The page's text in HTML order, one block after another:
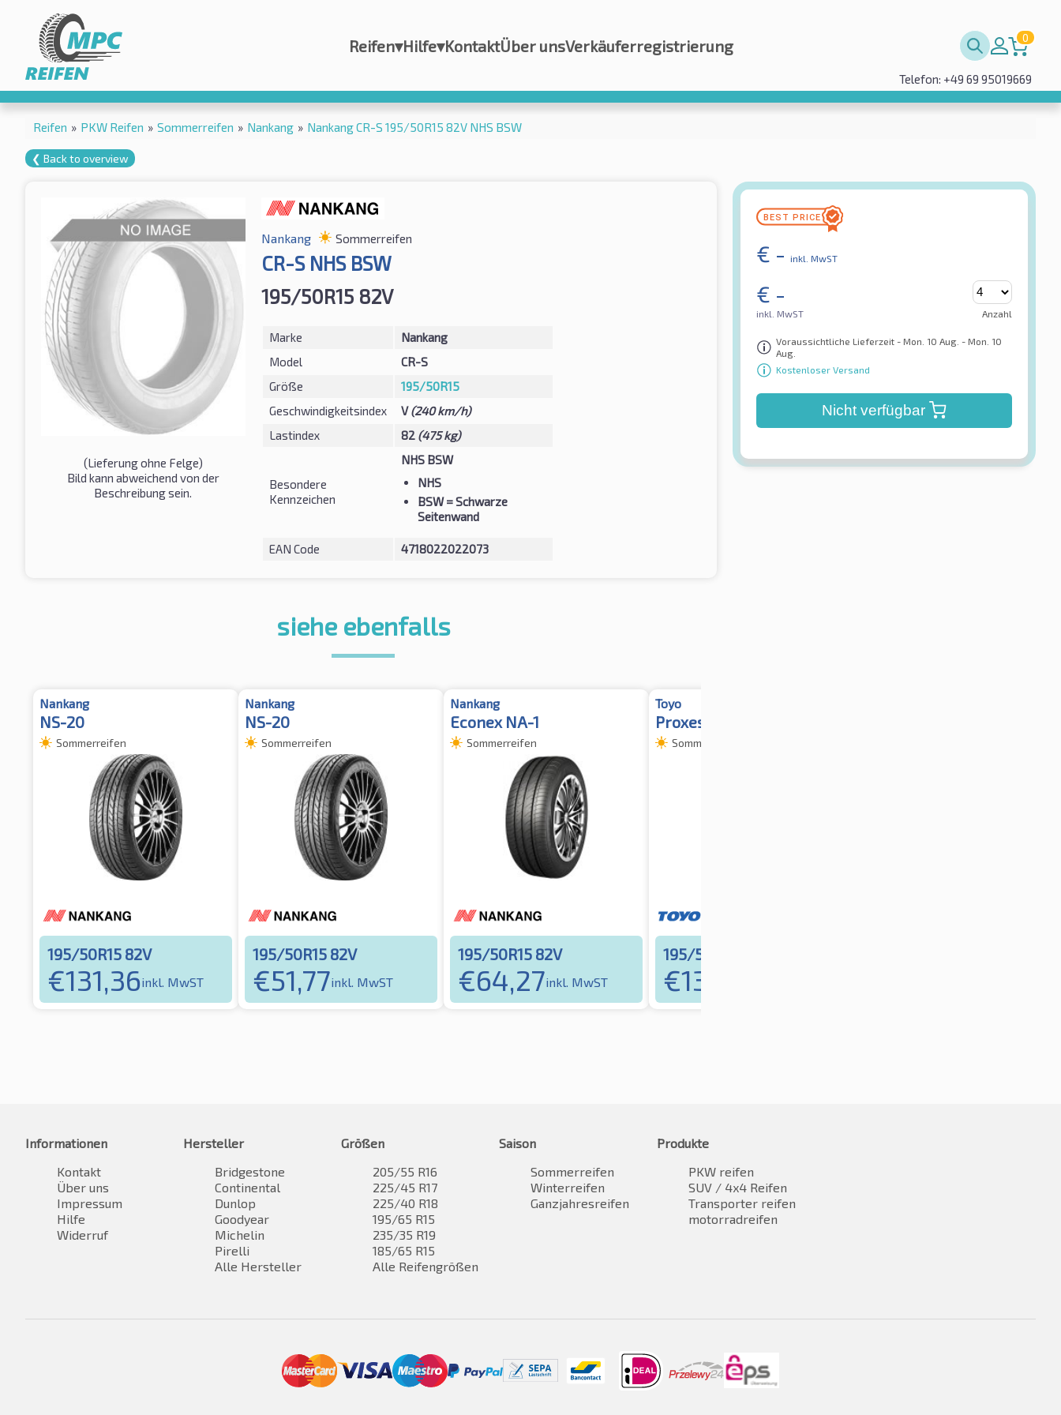
Reifen▾Hilfe▾KontaktÜber unsVerkäuferregistrierung 0
Telefon: +49 69 95019669
Reifen » PKW Reifen » Sommerreifen » Nankang » Nankang CR-S 195/50R15 82V NHS BSW
❮ Back to overview
(Lieferung ohne Felge)
Bild kann abweichend von der
Beschreibung sein.
Nankang Sommerreifen
CR-S NHS BSW
195/50R15 82V
Marke
Nankang
Model
CR-S
Größe
195/50R15
Geschwindigkeitsindex
V(240 km/h)
Lastindex
82 (475 kg)
Besondere
Kennzeichen
NHS BSW
NHS
BSW= Schwarze
Seitenwand
EAN Code 4718022022073
€ - inkl. MwST
€ -
inkl. MwST Anzahl
Voraussichtliche Lieferzeit - Mon. 10 Aug. - Mon. 10
Aug.
Kostenloser Versand
Nicht verfügbar
siehe ebenfalls
Nankang
NS-20
Sommerreifen
195/50R15 82V
€131,36inkl. MwST
Nankang
NS-20
Sommerreifen
195/50R15 82V
€51,77inkl. MwST
Nankang
Econex NA-1
Sommerreifen
195/50R15 82V
€64,27inkl. MwST
Toyo
Proxes R888R
Sommerreifen
195/50R15 82V
€134,28
Informationen
Kontakt
Über uns
Impressum
Hilfe
Widerruf
Hersteller
Bridgestone
Continental
Dunlop
Goodyear
Michelin
Pirelli
Alle Hersteller
Größen
205/55 R16
225/45 R17
225/40 R18
195/65 R15
235/35 R19
185/65 R15
Alle Reifengrößen
Saison
Sommerreifen
Winterreifen
Ganzjahresreifen
Produkte
PKW reifen
SUV / 4x4 Reifen
Transporter reifen
motorradreifen